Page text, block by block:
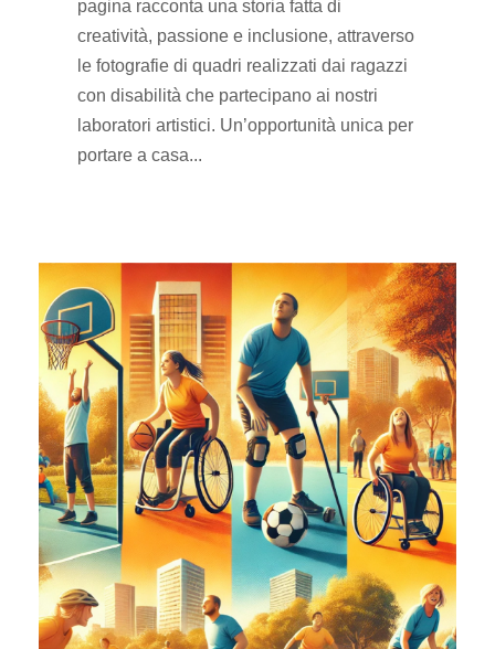
pagina racconta una storia fatta di
creatività, passione e inclusione, attraverso
le fotografie di quadri realizzati dai ragazzi
con disabilità che partecipano ai nostri
laboratori artistici. Un’opportunità unica per
portare a casa...